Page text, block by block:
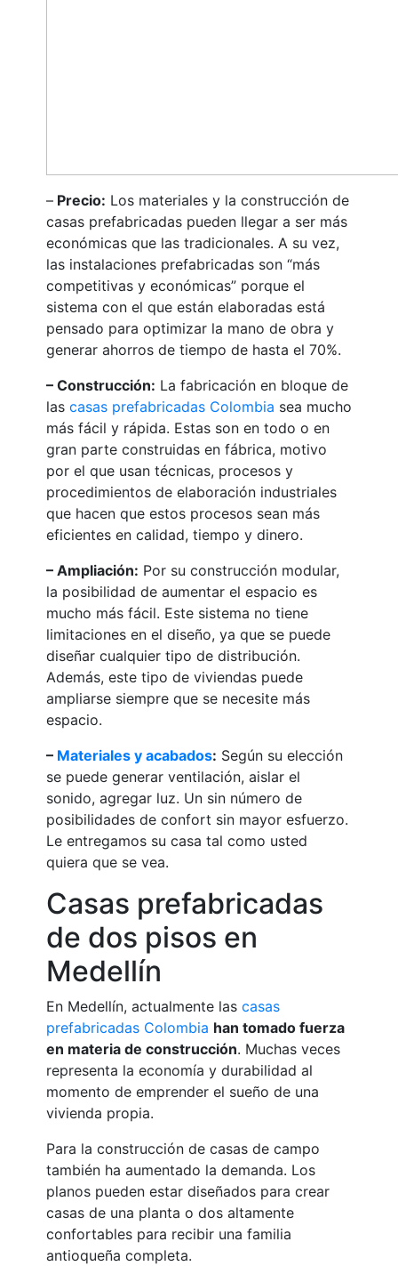
–Precio: Los materiales y la construcción de
casas prefabricadas pueden llegar a ser más
económicas que las tradicionales. A su vez,
las instalaciones prefabricadas son “más
competitivas y económicas” porque el
sistema con el que están elaboradas está
pensado para optimizar la mano de obra y
generar ahorros de tiempo de hasta el 70%.
– Construcción: La fabricación en bloque de
las casas prefabricadas Colombia sea mucho
más fácil y rápida. Estas son en todo o en
gran parte construidas en fábrica, motivo
por el que usan técnicas, procesos y
procedimientos de elaboración industriales
que hacen que estos procesos sean más
eficientes en calidad, tiempo y dinero.
– Ampliación: Por su construcción modular,
la posibilidad de aumentar el espacio es
mucho más fácil. Este sistema no tiene
limitaciones en el diseño, ya que se puede
diseñar cualquier tipo de distribución.
Además, este tipo de viviendas puede
ampliarse siempre que se necesite más
espacio.
– Materiales y acabados: Según su elección
se puede generar ventilación, aislar el
sonido, agregar luz. Un sin número de
posibilidades de confort sin mayor esfuerzo.
Le entregamos su casa tal como usted
quiera que se vea.
Casas prefabricadas
de dos pisos en
Medellín
En Medellín, actualmente las casas
prefabricadas Colombia han tomado fuerza
en materia de construcción. Muchas veces
representa la economía y durabilidad al
momento de emprender el sueño de una
vivienda propia.
Para la construcción de casas de campo
también ha aumentado la demanda. Los
planos pueden estar diseñados para crear
casas de una planta o dos altamente
confortables para recibir una familia
antioqueña completa.